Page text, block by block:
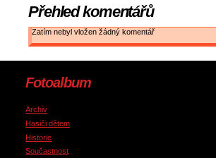
Přehled komentářů
Zatím nebyl vložen žádný komentář
Fotoalbum
Archiv
Hasiči dětem
Historie
Součastnost